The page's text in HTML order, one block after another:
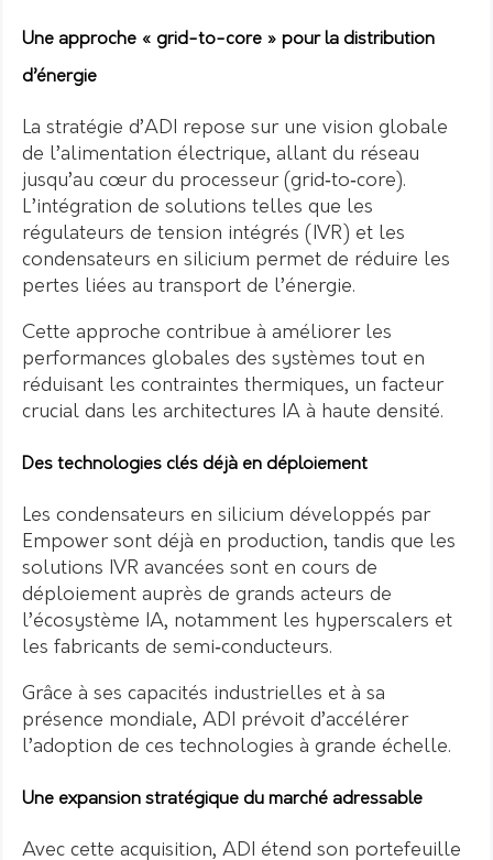
Une approche « grid-to-core » pour la distribution
d’énergie
La stratégie d’ADI repose sur une vision globale
de l’alimentation électrique, allant du réseau
jusqu’au cœur du processeur (grid‑to‑core).
L’intégration de solutions telles que les
régulateurs de tension intégrés (IVR) et les
condensateurs en silicium permet de réduire les
pertes liées au transport de l’énergie.
Cette approche contribue à améliorer les
performances globales des systèmes tout en
réduisant les contraintes thermiques, un facteur
crucial dans les architectures IA à haute densité.
Des technologies clés déjà en déploiement
Les condensateurs en silicium développés par
Empower sont déjà en production, tandis que les
solutions IVR avancées sont en cours de
déploiement auprès de grands acteurs de
l’écosystème IA, notamment les hyperscalers et
les fabricants de semi‑conducteurs.
Grâce à ses capacités industrielles et à sa
présence mondiale, ADI prévoit d’accélérer
l’adoption de ces technologies à grande échelle.
Une expansion stratégique du marché adressable
Avec cette acquisition, ADI étend son portefeuille